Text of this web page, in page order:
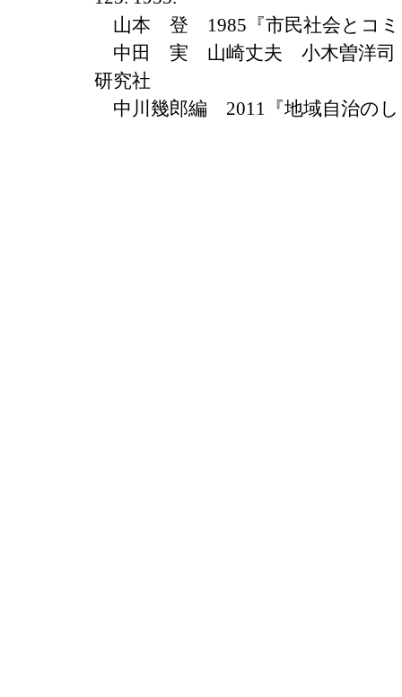
山本 登 1985『市民社会とコミ
中田 実 山崎丈夫 小木曽洋司
研究社
中川幾郎編 2011『地域自治のし